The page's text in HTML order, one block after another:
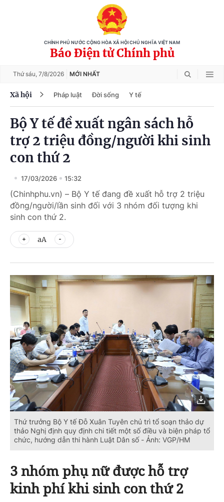
CHÍNH PHỦ NƯỚC CỘNG HÒA XÃ HỘI CHỦ NGHĨA VIỆT NAM
Báo Điện tử Chính phủ
Thứ sáu, 7/8/2026 MỚI NHẤT
Xã hội Pháp luật Đời sống Y tế
Bộ Y tế đề xuất ngân sách hỗ
trợ 2 triệu đồng/người khi sinh
con thứ 2
17/03/2026 15:32
(Chinhphu.vn) – Bộ Y tế đang đề xuất hỗ trợ 2 triệu
đồng/người/lần sinh đối với 3 nhóm đối tượng khi
sinh con thứ 2.
aA
Thứ trưởng Bộ Y tế Đỗ Xuân Tuyên chủ trì tổ soạn thảo dự
thảo Nghị định quy định chi tiết một số điều và biện pháp tổ
chức, hướng dẫn thi hành Luật Dân số - Ảnh: VGP/HM
3 nhóm phụ nữ được hỗ trợ
kinh phí khi sinh con thứ 2